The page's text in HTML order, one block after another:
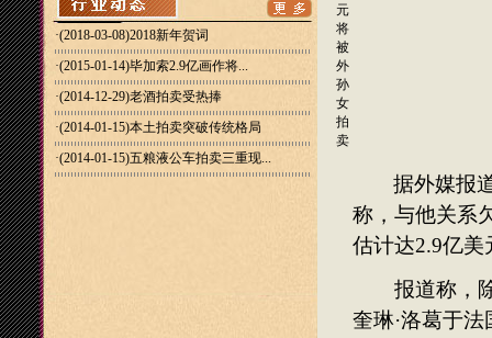
·(2018-03-08)2018新年贺词
·(2015-01-14)毕加索2.9亿画作将...
·(2014-12-29)老酒拍卖受热捧
·(2014-01-15)本土拍卖突破传统格局
·(2014-01-15)五粮液公车拍卖三重现...
元
将
被
外
孙
女
拍
卖
据外媒报
称，与他关系
估计达2.9亿美
报道称，除
奎琳·洛葛于法